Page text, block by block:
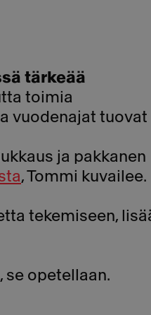
tärkeää
toimia
vuodenajat tuovat
ja pakkanen
, Tommi kuvailee.
tekemiseen,
se opetellaan.